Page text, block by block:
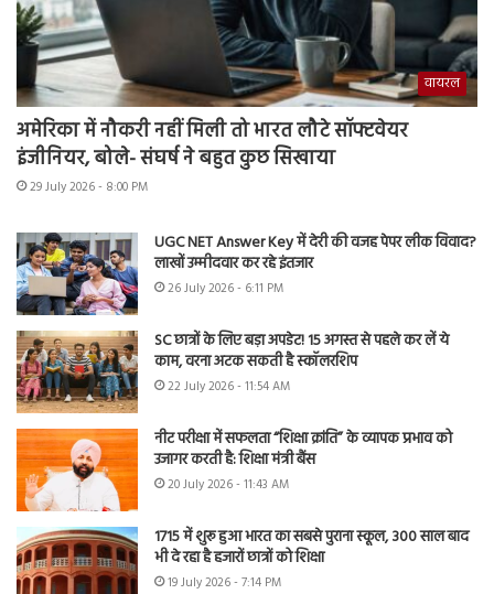
वायरल
अमेरिका में नौकरी नहीं मिली तो भारत लौटे सॉफ्टवेयर
इंजीनियर, बोले- संघर्ष ने बहुत कुछ सिखाया
29 July 2026 - 8:00 PM
UGC NET Answer Key में देरी की वजह पेपर लीक विवाद?
लाखों उम्मीदवार कर रहे इंतजार
26 July 2026 - 6:11 PM
SC छात्रों के लिए बड़ा अपडेट! 15 अगस्त से पहले कर लें ये
काम, वरना अटक सकती है स्कॉलरशिप
22 July 2026 - 11:54 AM
नीट परीक्षा में सफलता “शिक्षा क्रांति” के व्यापक प्रभाव को
उजागर करती है: शिक्षा मंत्री बैंस
20 July 2026 - 11:43 AM
1715 में शुरू हुआ भारत का सबसे पुराना स्कूल, 300 साल बाद
भी दे रहा है हजारों छात्रों को शिक्षा
19 July 2026 - 7:14 PM